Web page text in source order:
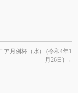
ア月例杯（水） (令和4年1
月26日) →